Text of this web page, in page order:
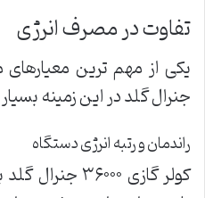
تفاوت در مصرف انرژی
یکی از مهم ترین
جنرال گلد در این زمینه
راندمان و رتبه انرژی دستگاه
کولر گازی ۳۶۰۰۰ جنرال گلد با رتبه انرژی